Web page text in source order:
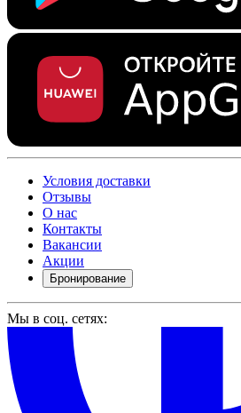
Условия доставки
Отзывы
О нас
Контакты
Вакансии
Акции
Бронирование
Мы в соц. сетях: